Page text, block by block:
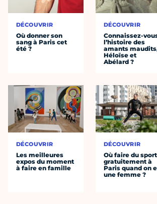
DÉCOUVRIR
Où donner son
sang à Paris cet
été ?
DÉCOUVRIR
Les meilleures
expos du moment
à faire en famille
DÉCOUVRIR
Connaissez-
l’histoire des
amants
Héloïse et
Abélard ?
DÉCOUVRIR
Où faire du sport
gratuitement à
Paris quand on
une femme ?